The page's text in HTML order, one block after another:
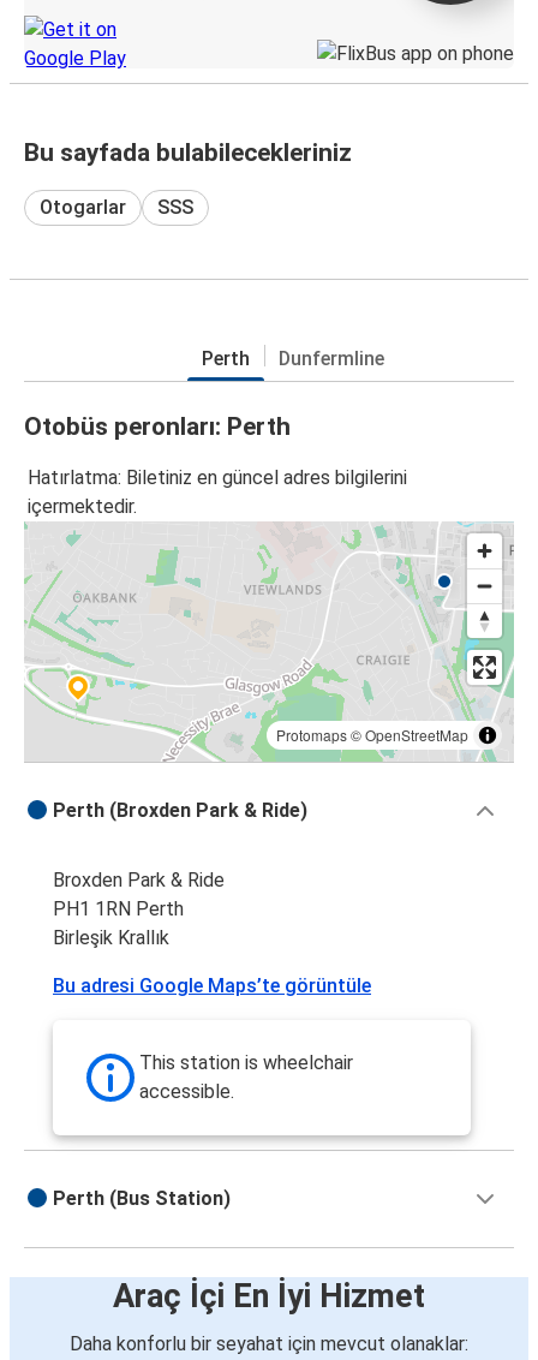
Bu sayfada bulabilecekleriniz
Otogarlar SSS
Perth Dunfermline
Otobüs peronları: Perth
Hatırlatma: Biletiniz en güncel adres bilgilerini
içermektedir.
Protomaps©OpenStreetMap
Perth (Broxden Park & Ride)
Broxden Park & Ride
PH1 1RN Perth
Birleşik Krallık
Bu adresi Google Maps’te görüntüle
This station is wheelchair
accessible.
Perth (Bus Station)
Araç İçi En İyi Hizmet
Daha konforlu bir seyahat için mevcut olanaklar: